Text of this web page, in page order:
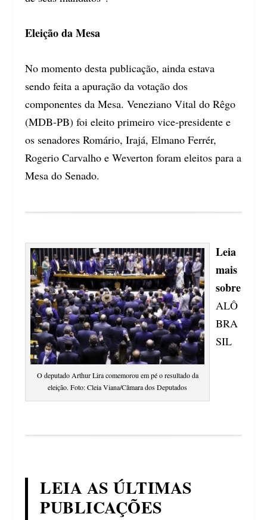
Eleição da Mesa
No momento desta publicação, ainda estava
sendo feita a apuração da votação dos
componentes da Mesa. Veneziano Vital do Rêgo
(MDB-PB) foi eleito primeiro vice-presidente e
os senadores Romário, Irajá, Elmano Ferrér,
Rogerio Carvalho e Weverton foram eleitos para a
Mesa do Senado.
O deputado Arthur Lira comemorou em pé o resultado da
eleição. Foto: Cleia Viana/Câmara dos Deputados
Leia
mais
sobre
ALÔ
BRA
SIL
LEIA AS ÚLTIMAS
PUBLICAÇÕES